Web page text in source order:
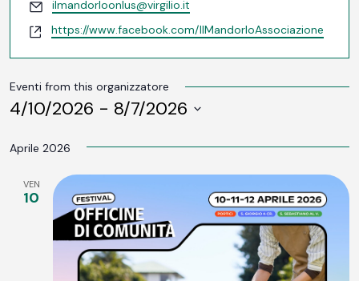
Email
ilmandorloonlus@virgilio.it
Website
https://www.facebook.com/IlMandorloAssociazione
Eventi from this organizzatore
4/10/2026 - 8/7/2026
LA
Aprile 2026
VEN
10